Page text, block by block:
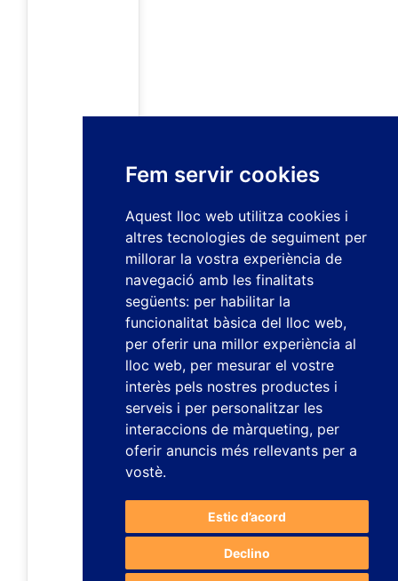
Fem servir cookies
Aquest lloc web utilitza cookies i
altres tecnologies de seguiment per
millorar la vostra experiència de
navegació amb les finalitats
següents: per habilitar la
funcionalitat bàsica del lloc web,
per oferir una millor experiència al
lloc web, per mesurar el vostre
interès pels nostres productes i
serveis i per personalitzar les
interaccions de màrqueting, per
oferir anuncis més rellevants per a
vostè.
Estic d’acord
Declino